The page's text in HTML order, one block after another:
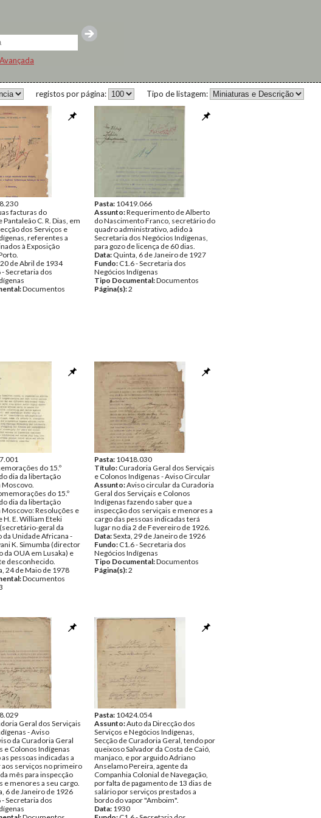
Tipo de listagem:
registos por página:
facturas do
C. R. Dias, em
dos Serviços e
referentes a
à Exposição
de Abril de 1934
- Secretaria dos
Documentos
Pasta: 10419.066
Assunto:Requerimento de Alberto
do Nascimento Franco, secretário do
quadro administrativo, adido à
Secretaria dos Negócios Indígenas,
para gozo de licença de 60 dias.
Data: Quinta, 6 de Janeiro de 1927
Fundo: C1.6 - Secretaria dos
Negócios Indígenas
Tipo Documental:Documentos
Página(s):2
do 15.º
dia da libertação
Moscovo.
do 15.º
dia da libertação
Moscovo: Resoluções e
H. E. William Eteki
geral da
da Unidade Africana -
K. Simumba (director
da OUA em Lusaka) e
desconhecido.
24 de Maio de 1978
Documentos
Pasta: 10418.030
Título: Curadoria Geral dos Serviçais
e Colonos Indígenas - Aviso Circular
Assunto:Aviso circular da Curadoria
Geral dos Serviçais e Colonos
Indígenas fazendo saber que a
inspecção dos serviçais e menores a
cargo das pessoas indicadas terá
lugar no dia 2 de Fevereiro de 1926.
Data:Sexta, 29 de Janeiro de 1926
Fundo: C1.6 - Secretaria dos
Negócios Indígenas
Tipo Documental:Documentos
Página(s):2
Geral dos Serviçais
- Aviso
da Curadoria Geral
e Colonos Indígenas
pessoas indicadas a
serviços no primeiro
mês para inspecção
e menores a seu cargo.
6 de Janeiro de 1926
- Secretaria dos
Pasta: 10424.054
Assunto:Auto da Direcção dos
Serviços e Negócios Indígenas,
Secção de Curadoria Geral, tendo por
queixoso Salvador da Costa de Caió,
manjaco, e por arguido Adriano
Anselamo Pereira, agente da
Companhia Colonial de Navegação,
por falta de pagamento de 13 dias de
salário por serviços prestados a
bordo do vapor "Amboim".
Data: 1930